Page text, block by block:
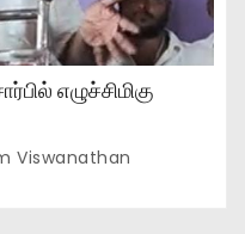
எழுச்சிமிகு
Viswanathan